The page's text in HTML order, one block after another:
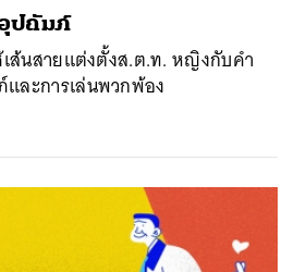
ปถัมภ์
เส้นสายแต่งตั้งส.ต.ท. หญิงกับคำ
ละการเล่นพวกพ้อง
EMAIL